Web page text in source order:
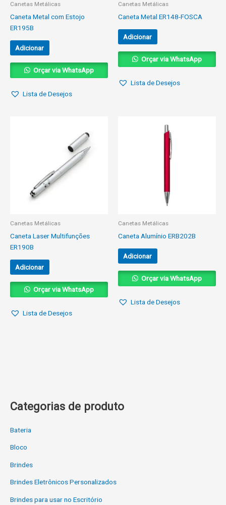
Categorias de produto
Bateria
Bloco
Brindes
Brindes Eletrônicos Personalizados
Brindes para usar no Escritório
Canetas Metálicas
Caneta Metal com Estojo
ER195B
Adicionar
Orçar via WhatsApp
Lista de Desejos
Canetas Metálicas
Caneta Metal ER148-FOSCA
Adicionar
Orçar via WhatsApp
Lista de Desejos
Canetas Metálicas
Caneta Laser Multifunções
ER190B
Adicionar
Orçar via WhatsApp
Lista de Desejos
Canetas Metálicas
Caneta Alumínio ERB202B
Adicionar
Orçar via WhatsApp
Lista de Desejos